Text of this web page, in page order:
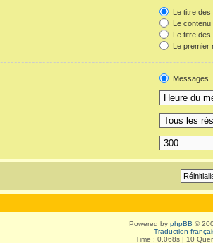
Le titre
Le
Le titre
Le premier
Messages
Powered by phpBB ©
Traduction
Time : 0.068s | 10